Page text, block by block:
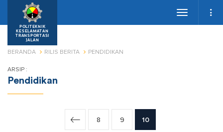
POLITEKNIK
KESELAMATAN
TRANSPORTASI
JALAN
Toggle
BERANDA RILIS BERITA PENDIDIKAN
ARSIP :
Pendidikan
8 9 10